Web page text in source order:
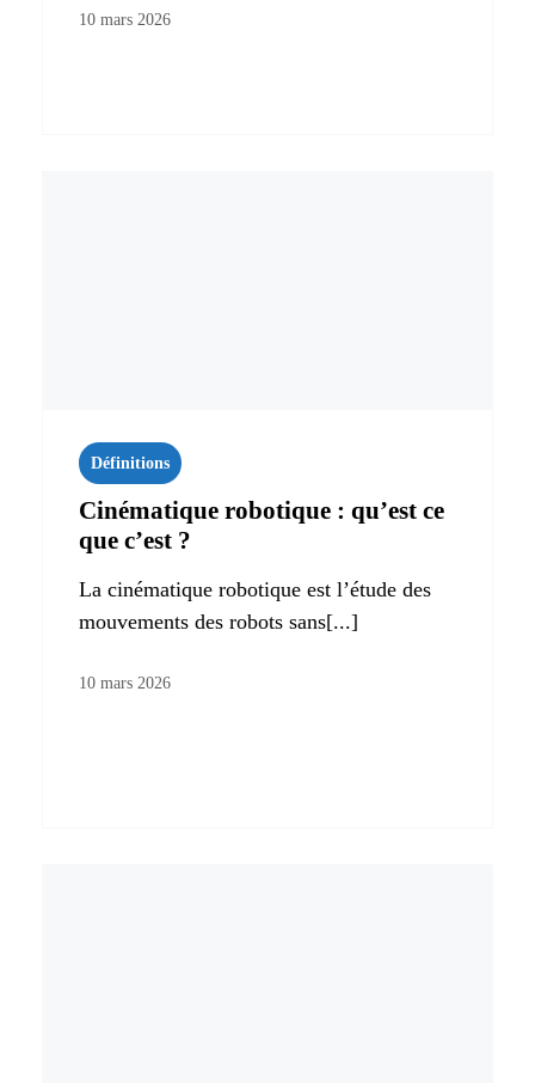
10 mars 2026
Définitions
Cinématique robotique : qu’est ce
que c’est ?
La cinématique robotique est l’étude des
mouvements des robots sans[...]
10 mars 2026